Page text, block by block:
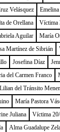
Velásquez
de Orellana Víctima
Aguilar María
Martínez de Sibrián
Josefina Díaz
del Carmen Franco
Lilian del Tránsito
María Pastora
Juliana Víctima
Alma Guadalupe